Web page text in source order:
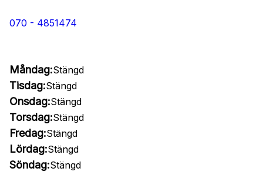
070 - 4851474
Måndag:Stängd
Tisdag:Stängd
Onsdag:Stängd
Torsdag:Stängd
Fredag:Stängd
Lördag:Stängd
Söndag:Stängd